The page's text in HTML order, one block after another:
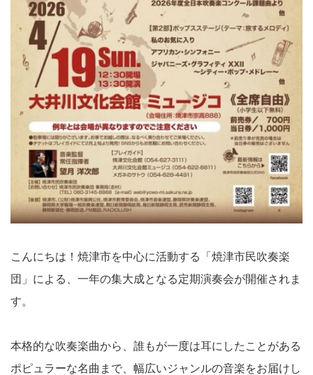
こんにちは！焼津市を中心に活動する「焼津市民吹奏楽
団」による、一年の集大成となる定期演奏会が開催されま
す。
本格的な吹奏楽曲から、誰もが一度は耳にしたことがある
ポピュラーな名曲まで、幅広いジャンルの音楽をお届けし